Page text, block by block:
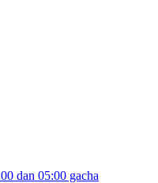
dan 05:00 gacha